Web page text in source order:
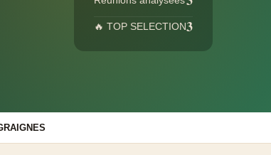
🔥 TOP SELECTION3